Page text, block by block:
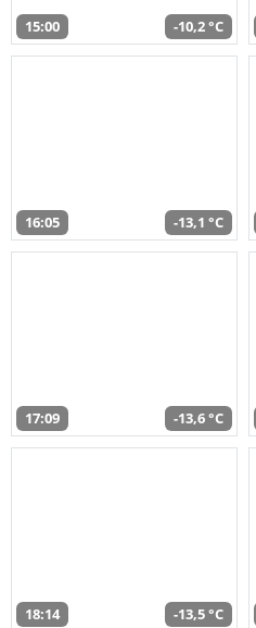
15:00 -10,2 °C
16:05 -13,1 °C
17:09 -13,6 °C
18:14 -13,5 °C